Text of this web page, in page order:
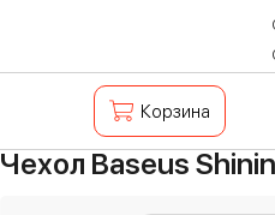
Корзина
Чехол Baseus